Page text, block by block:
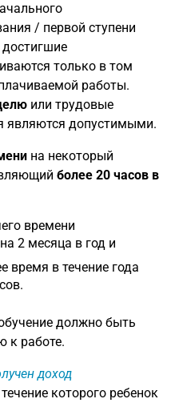
/ первой ступени
только в том
работы.
или трудовые
являются допустимыми.
на некоторый
более 20 часов в
времени
2 месяца в год и
время в течение года
должно быть
к работе.
доход
течение которого ребенок